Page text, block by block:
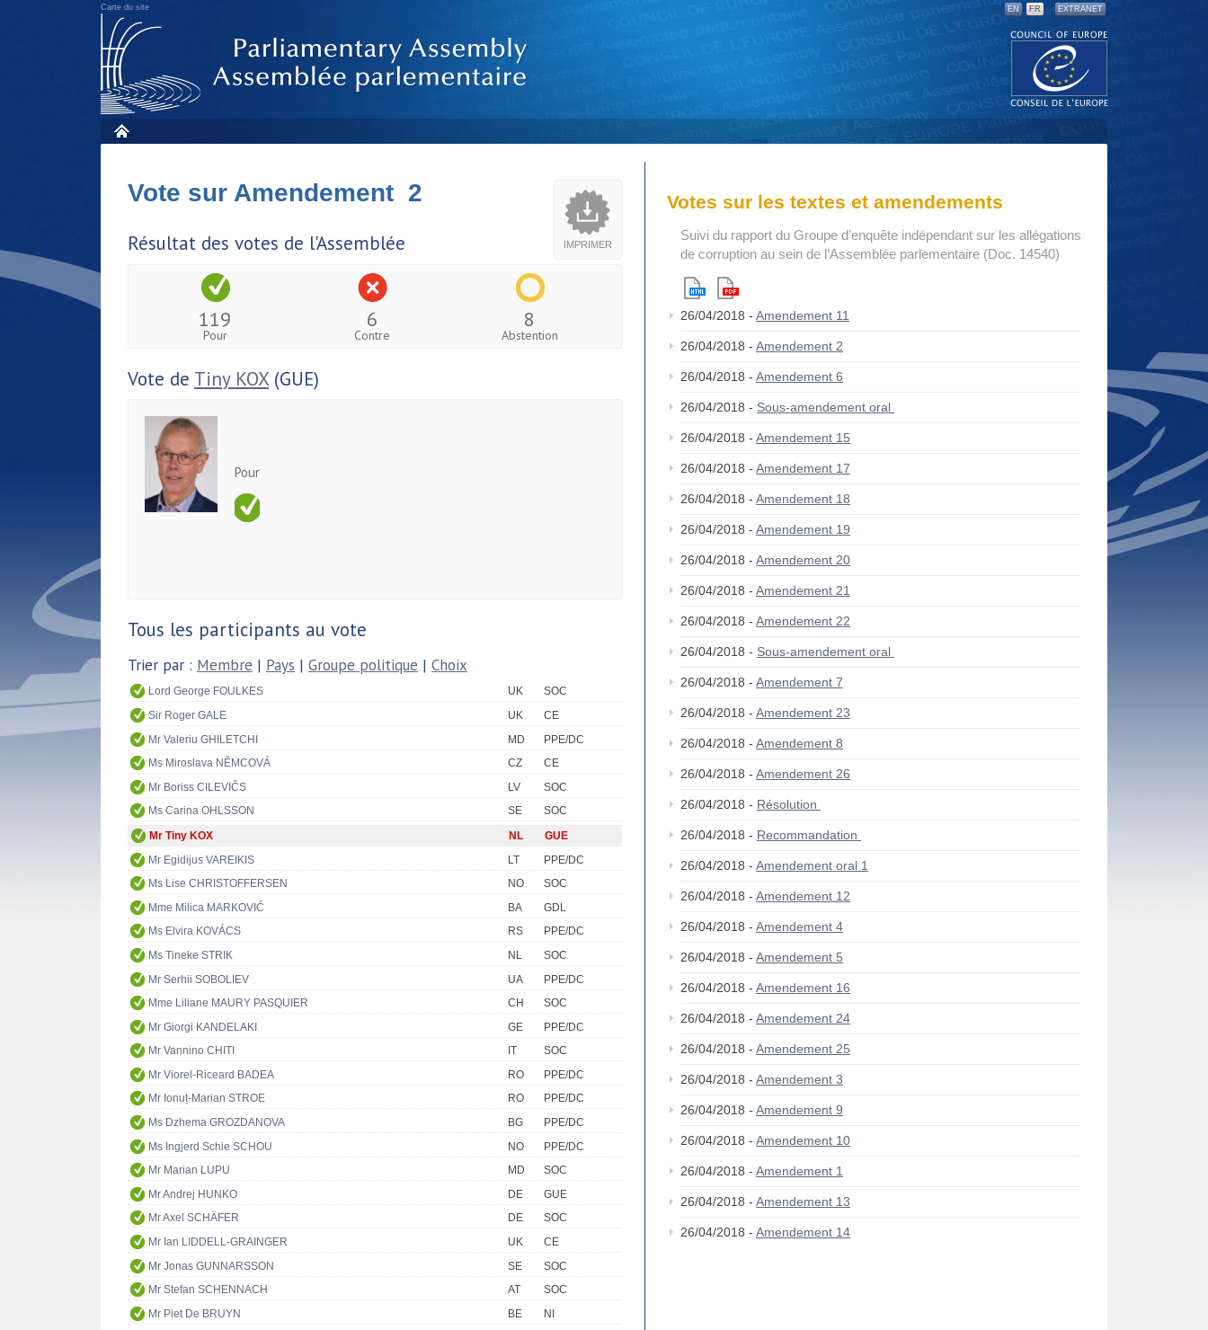
Carte du site EN FR EXTRANET
IMPRIMER
Vote sur Amendement 2
Résultat des votes de l'Assemblée
119
Pour
6
Contre
8
Abstention
Vote de Tiny KOX (GUE)
Pour
Tous les participants au vote
Trier par : Membre | Pays | Groupe politique | Choix
Lord George FOULKES UK
SOC
Sir Roger GALE
UK
CE
Mr Valeriu GHILETCHI
MD
PPE/DC
Ms Miroslava NĚMCOVÁ
CZ
CE
Mr Boriss CILEVIČS
LV
SOC
Ms Carina OHLSSON
SE
SOC
Mr Tiny KOX
NL
GUE
Mr Egidijus VAREIKIS
LT
PPE/DC
Ms Lise CHRISTOFFERSEN
NO
SOC
Mme Milica MARKOVIĆ
BA
GDL
Ms Elvira KOVÁCS
RS
PPE/DC
Ms Tineke STRIK
NL
SOC
Mr Serhii SOBOLIEV
UA
PPE/DC
Mme Liliane MAURY PASQUIER
CH
SOC
Mr Giorgi KANDELAKI
GE
PPE/DC
Mr Vannino CHITI
IT
SOC
Mr Viorel-Riceard BADEA
RO
PPE/DC
Mr Ionuț-Marian STROE
RO
PPE/DC
Ms Dzhema GROZDANOVA
BG
PPE/DC
Ms Ingjerd Schie SCHOU
NO
PPE/DC
Mr Marian LUPU
MD
SOC
Mr Andrej HUNKO
DE
GUE
Mr Axel SCHÄFER
DE
SOC
Mr Ian LIDDELL-GRAINGER
UK
CE
Mr Jonas GUNNARSSON
SE
SOC
Mr Stefan SCHENNACH
AT
SOC
Mr Piet De BRUYN
BE
NI
Votes sur les textes et amendements
Suivi du rapport du Groupe d’enquête indépendant sur les allégations
de corruption au sein de l’Assemblée parlementaire (Doc. 14540)
26/04/2018 - Amendement 11
26/04/2018 - Amendement 2
26/04/2018 - Amendement 6
26/04/2018 - Sous-amendement oral
26/04/2018 - Amendement 15
26/04/2018 - Amendement 17
26/04/2018 - Amendement 18
26/04/2018 - Amendement 19
26/04/2018 - Amendement 20
26/04/2018 - Amendement 21
26/04/2018 - Amendement 22
26/04/2018 - Sous-amendement oral
26/04/2018 - Amendement 7
26/04/2018 - Amendement 23
26/04/2018 - Amendement 8
26/04/2018 - Amendement 26
26/04/2018 - Résolution
26/04/2018 - Recommandation
26/04/2018 - Amendement oral 1
26/04/2018 - Amendement 12
26/04/2018 - Amendement 4
26/04/2018 - Amendement 5
26/04/2018 - Amendement 16
26/04/2018 - Amendement 24
26/04/2018 - Amendement 25
26/04/2018 - Amendement 3
26/04/2018 - Amendement 9
26/04/2018 - Amendement 10
26/04/2018 - Amendement 1
26/04/2018 - Amendement 13
26/04/2018 - Amendement 14